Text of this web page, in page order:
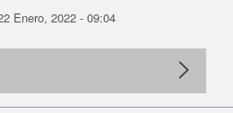
Enero, 2022 - 09:04